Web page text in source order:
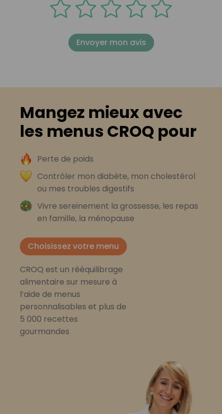
Envoyer mon avis
Mangez mieux avec
les menus CROQ pour
Perte de poids
Contrôler mon diabète, mon cholestérol
ou mes troubles digestifs
Vivre sereinement la grossesse, les repas
en famille, la ménopause
Choisissez votre menu
CROQ est un rééquilibrage
alimentaire sur mesure à
l’aide de menus
personnalisables et plus de
5 000 recettes
gourmandes